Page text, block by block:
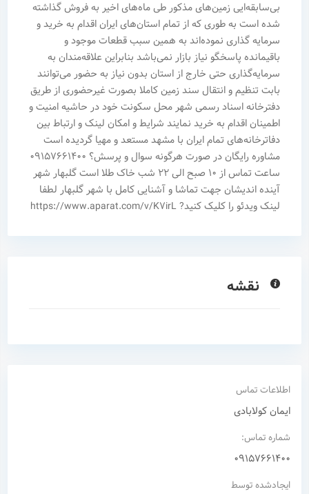
بی‌سابقه‌ایی زمین‌های مذکور طی ماه‌های اخیر به فروش گذاشته
شده است به طوری که از تمام استان‌های ایران اقدام به خرید و
سرمایه گذاری نموده‌اند به همین سبب قطعات موجود و
باقیمانده پاسخگو نیاز بازار نمی‌باشد بنابراین علاقه‌مندان به
سرمایه‌گذاری حتی خارج از استان بدون نیاز به حضور می‌توانند
بابت تنظیم و انتقال سند زمین کاملا بصورت غیرحضوری از طریق
دفترخانه اسناد رسمی شهر محل سکونت خود در حاشیه امنیت و
اطمینان اقدام به خرید نمایند شرایط و امکان لینک و ارتباط بین
دفاترخانه‌های تمام ایران با مشهد مستعد و مهیا گردیده است
مشاوره رایگان در صورت هرگونه سوال و پرسش؟ ۰۹۱۵۷۶۶۱۴۰۰
ساعت تماس از ۱۰ صبح الی ۲۲ شب خاک طلا است گلبهار شهر
آینده اندیشان جهت تماشا و آشنایی کامل با شهر گلبهار لطفا
لینک ویدئو را کلیک کنید? ‏https://www.aparat.com/v/K7irL
نقشه
اطلاعات تماس
ایمان کولابادی
شماره تماس:
09157661400
ایجادشده توسط